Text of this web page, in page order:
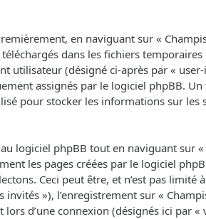
en naviguant sur «
dans les fichiers
utilisateur (désigné ci-après par «
assignés par le logiciel phpBB.
pour stocker les informations sur
logiciel phpBB tout en naviguant sur
les pages créées par le logiciel
Ceci peut être, et n’est pas limité
»), l’enregistrement sur «
d’une connexion (désignés ici par «